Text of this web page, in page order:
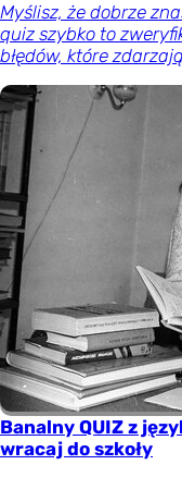
Myślisz, że dobrze
quiz szybko to
błędów, które
Banalny QUIZ z
wracaj do szkoły